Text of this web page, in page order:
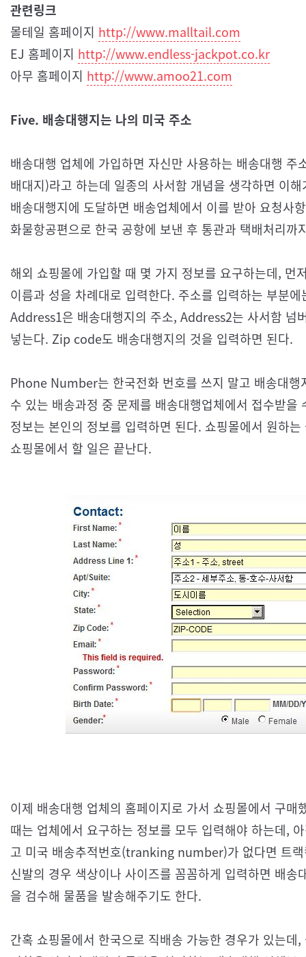
관련링크
몰테일 홈페이지 http://www.malltail.com
EJ 홈페이지 http://www.endless-jackpot.co.kr
아무 홈페이지 http://www.amoo21.com
Five. 배송대행지는 나의 미국 주소
배송대행 업체에 가입하면 자신만 사용하는 배송대행
배대지)라고 하는데 일종의 사서함 개념을 생각하면 이
배송대행지에 도달하면 배송업체에서 이를 받아 요청사
화물항공편으로 한국 공항에 보낸 후 통관과 택배처리까
해외 쇼핑몰에 가입할 때 몇 가지 정보를 요구하는데,
이름과 성을 차례대로 입력한다. 주소를 입력하는 부분
Address1은 배송대행지의 주소, Address2는 사서함
넣는다. Zip code도 배송대행지의 것을 입력하면 된다.
Phone Number는 한국전화 번호를 쓰지 말고 배송대행
수 있는 배송과정 중 문제를 배송대행업체에서 접수받
정보는 본인의 정보를 입력하면 된다. 쇼핑몰에서 원하
쇼핑몰에서 할 일은 끝난다.
이제 배송대행 업체의 홈페이지로 가서 쇼핑몰에서 구
때는 업체에서 요구하는 정보를 모두 입력해야 하는데,
고 미국 배송추적번호(tranking number)가 없다면 트
신발의 경우 색상이나 사이즈를 꼼꼼하게 입력하면 배
을 검수해 물품을 발송해주기도 한다.
간혹 쇼핑몰에서 한국으로 직배송 가능한 경우가 있는